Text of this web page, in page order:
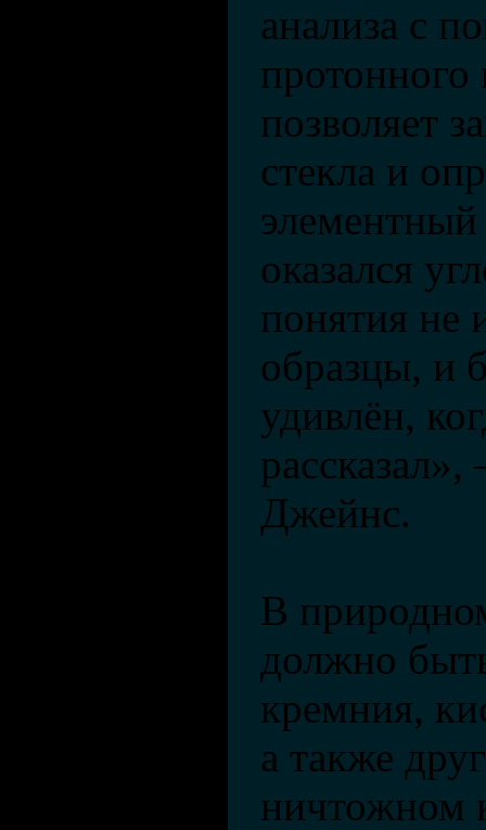
анализа с
протонного
позволяет
стекла и
оказался
понятия не
образцы, и
удивлён,
Джейнс.
В
должно
кремния,
а также
ничтожном